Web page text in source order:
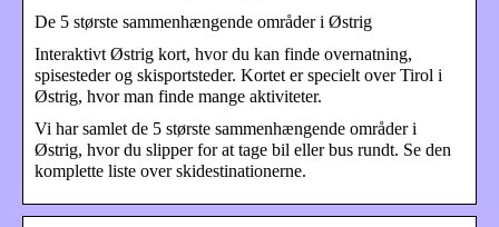
De 5 største sammenhængende områder i Østrig
Interaktivt Østrig kort, hvor du kan finde overnatning,
spisesteder og skisportsteder. Kortet er specielt over Tirol i
Østrig, hvor man finde mange aktiviteter.
Vi har samlet de 5 største sammenhængende områder i
Østrig, hvor du slipper for at tage bil eller bus rundt. Se den
komplette liste over skidestinationerne.